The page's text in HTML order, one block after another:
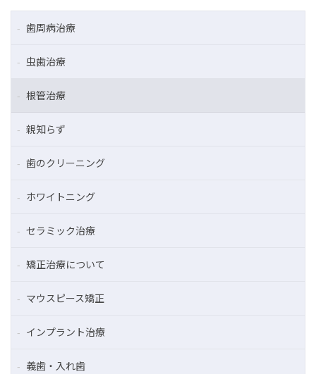
歯周病治療
虫歯治療
根管治療
親知らず
歯のクリーニング
ホワイトニング
セラミック治療
矯正治療について
マウスピース矯正
インプラント治療
義歯・入れ歯